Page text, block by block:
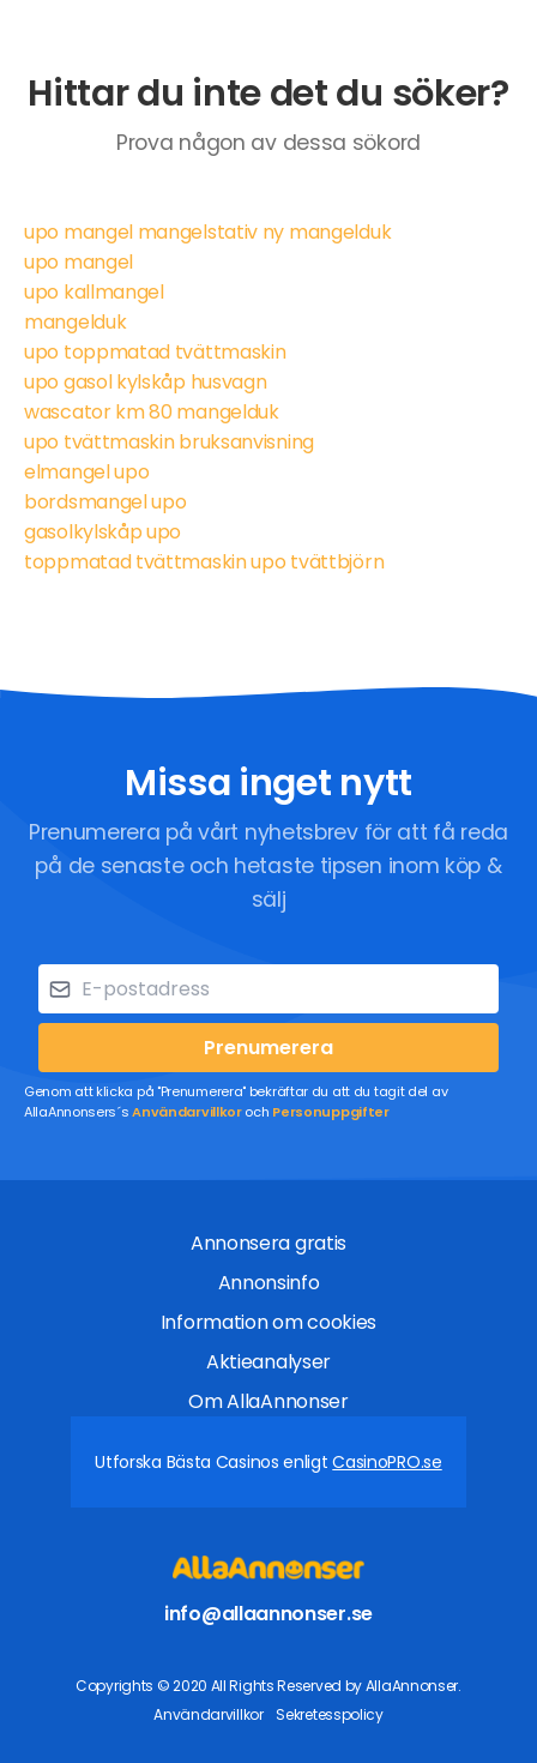
Hittar du inte det du söker?
Prova någon av dessa sökord
upo mangel mangelstativ ny mangelduk
upo mangel
upo kallmangel
mangelduk
upo toppmatad tvättmaskin
upo gasol kylskåp husvagn
wascator km 80 mangelduk
upo tvättmaskin bruksanvisning
elmangel upo
bordsmangel upo
gasolkylskåp upo
toppmatad tvättmaskin upo tvättbjörn
Missa inget nytt
Prenumerera på vårt nyhetsbrev för att få reda
på de senaste och hetaste tipsen inom köp &
sälj
Prenumerera
Genom att klicka på "Prenumerera" bekräftar du att du tagit del av
AllaAnnonsers´sAnvändarvillkoroch Personuppgifter
Annonsera gratis
Annonsinfo
Information om cookies
Aktieanalyser
Om AllaAnnonser
Utforska Bästa Casinos enligtCasinoPRO.se
info@allaannonser.se
Copyrights © 2020 All Rights Reserved by AllaAnnonser.
Användarvillkor
Sekretesspolicy